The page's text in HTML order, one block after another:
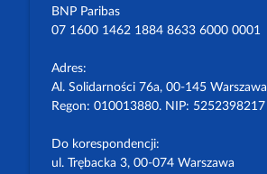
BNP Paribas
07 1600 1462 1884 8633 6000 0001
Adres:
Al. Solidarności 76a, 00-145 Warszawa
Regon: 010013880. NIP: 5252398217
Do korespondencji:
ul. Trębacka 3, 00-074 Warszawa